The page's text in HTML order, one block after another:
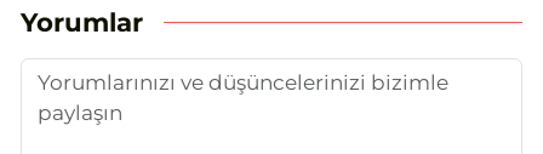
Yorumlar